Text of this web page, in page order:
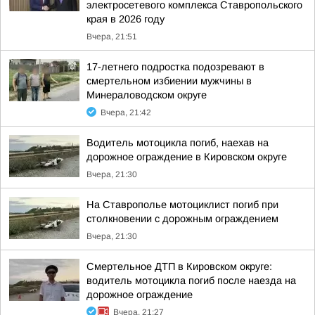
электросетевого комплекса Ставропольского
края в 2026 году
Вчера, 21:51
17-летнего подростка подозревают в
смертельном избиении мужчины в
Минераловодском округе
Вчера, 21:42
Водитель мотоцикла погиб, наехав на
дорожное ограждение в Кировском округе
Вчера, 21:30
На Ставрополье мотоциклист погиб при
столкновении с дорожным ограждением
Вчера, 21:30
Смертельное ДТП в Кировском округе:
водитель мотоцикла погиб после наезда на
дорожное ограждение
Вчера, 21:27